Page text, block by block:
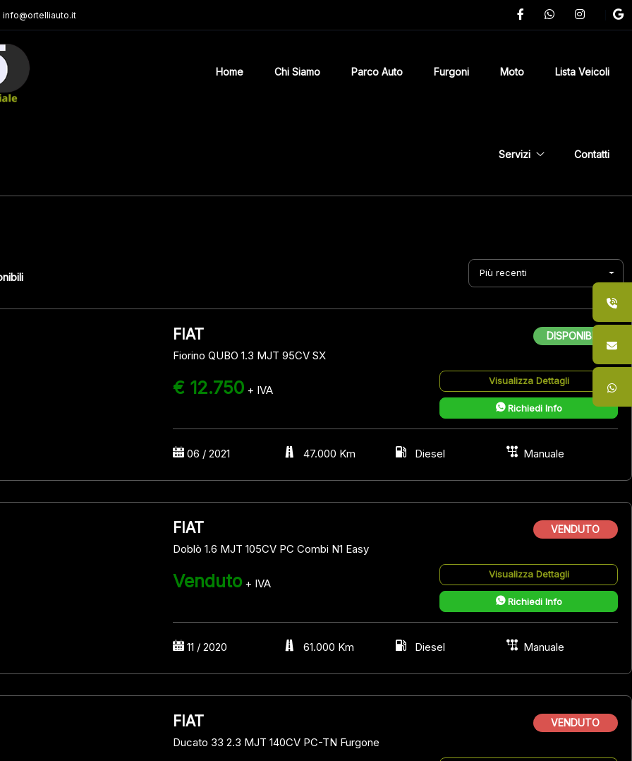
info@ortelliauto.it
Home Chi Siamo Parco Auto Furgoni Moto Lista Veicoli
Servizi Contatti
Più recenti
FIAT
Fiorino QUBO 1.3 MJT 95CV SX
DISPONIBILE
€ 12.750 + IVA
Visualizza Dettagli
Richiedi Info
06 / 2021 47.000 Km Diesel Manuale
FIAT
Doblò 1.6 MJT 105CV PC Combi N1 Easy
VENDUTO
Venduto + IVA
Visualizza Dettagli
Richiedi Info
11 / 2020 61.000 Km Diesel Manuale
FIAT
Ducato 33 2.3 MJT 140CV PC-TN Furgone
VENDUTO